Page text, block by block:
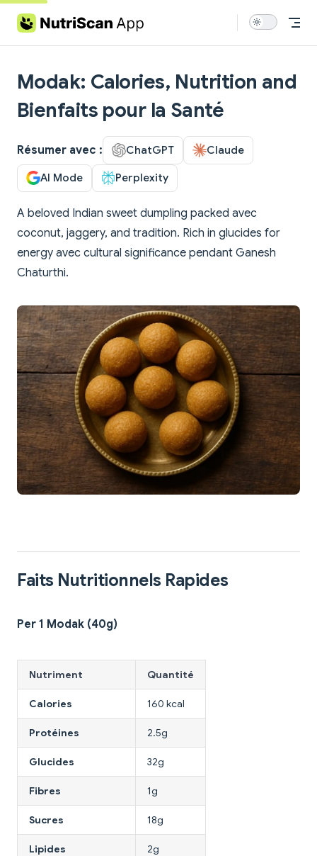
Skip to content
Modak: Calories, Nutrition and
Bienfaits pour la Santé
Résumer avec : ChatGPT Claude
AI Mode Perplexity
A beloved Indian sweet dumpling packed avec
coconut, jaggery, and tradition. Rich in glucides for
energy avec cultural significance pendant Ganesh
Chaturthi.
Faits Nutritionnels Rapides
Per 1 Modak (40g)
Nutriment Quantité
Calories 160 kcal
Protéines 2.5g
Glucides 32g
Fibres 1g
Sucres 18g
Lipides 2g